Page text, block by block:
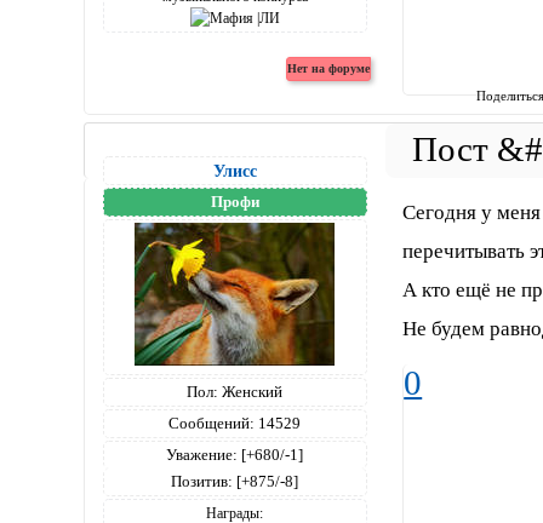
Улисс
Профи
Пол: Женский
Сообщений: 14529
Уважение: [+680/-1]
Позитив: [+875/-8]
Награды:
Сегодня у
перечитывать
А кто ещё не
Не будем
0